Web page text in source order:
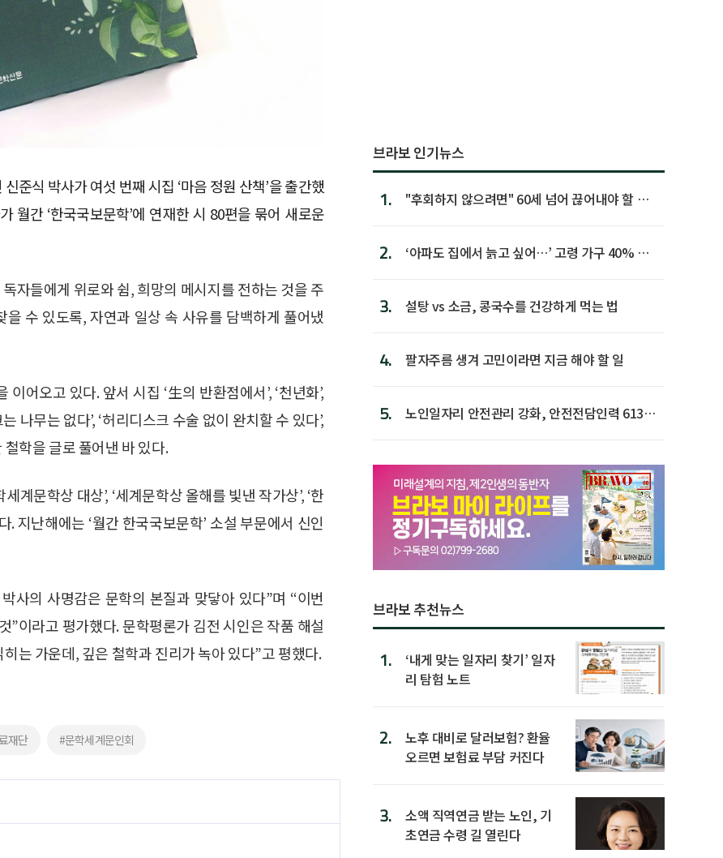
준식 박사가 여섯 번째 시집 ‘마음 정원 산책’을 출간했
월간 ‘한국국보문학’에 연재한 시 80편을 묶어 새로운
자들에게 위로와 쉼, 희망의 메시지를 전하는 것을 주
수 있도록, 자연과 일상 속 사유를 담백하게 풀어냈
어오고 있다. 앞서 시집 ‘生의 반환점에서’, ‘천년화’,
나무는 없다’, ‘허리디스크 수술 없이 완치할 수 있다’,
철학을 글로 풀어낸 바 있다.
계문학상 대상’, ‘세계문학상 올해를 빛낸 작가상’, ‘한
지난해에는 ‘월간 한국국보문학’ 소설 부문에서 신인
사의 사명감은 문학의 본질과 맞닿아 있다”며 “이번
이라고 평가했다. 문학평론가 김전 시인은 작품 해설
는 가운데, 깊은 철학과 진리가 녹아 있다”고 평했다.
재단 #문학세계문인회
브라보 인기뉴스
1.
"후회하지 않으려면" 60세 넘어 끊어내야 할 사
2.
‘아파도 집에서 늙고 싶어…’ 고령 가구 40% 노
3. 설탕 vs 소금, 콩국수를 건강하게 먹는 법
4. 팔자주름 생겨 고민이라면 지금 해야 할 일
5.
노인일자리 안전관리 강화, 안전전담인력 613명
브라보 추천뉴스
1.
‘내게 맞는 일자리 찾기’ 일자
리 탐험 노트
2.
노후 대비로 달러보험? 환율
오르면 보험료 부담 커진다
3.
소액 직역연금 받는 노인, 기
초연금 수령 길 열린다